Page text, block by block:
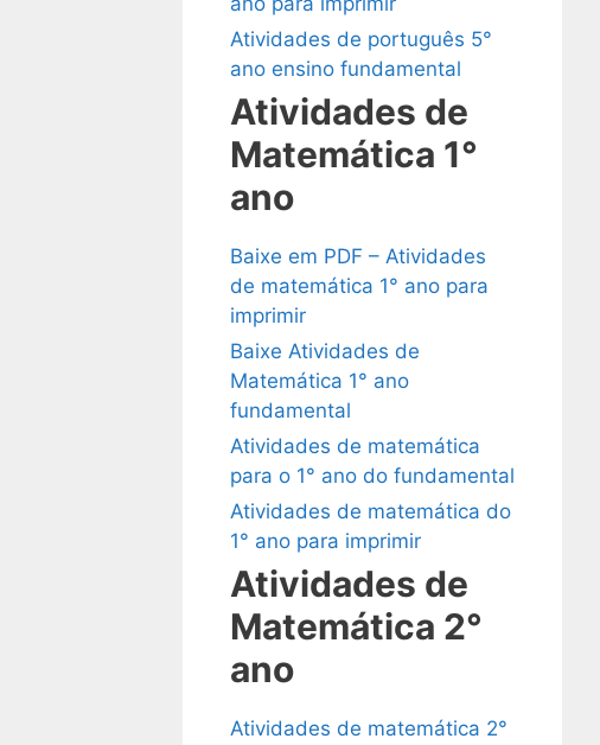
Atividades de português 5°
ano ensino fundamental
Atividades de
Matemática 1°
ano
Baixe em PDF – Atividades
de matemática 1° ano para
imprimir
Baixe Atividades de
Matemática 1° ano
fundamental
Atividades de matemática
para o 1° ano do fundamental
Atividades de matemática do
1° ano para imprimir
Atividades de
Matemática 2°
ano
Atividades de matemática 2°